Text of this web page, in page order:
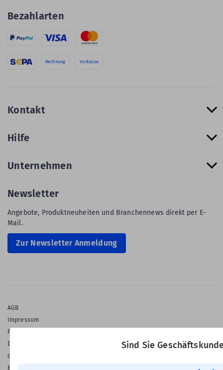
Sind Sie
Bezahlarten
Rechnung Vorkasse
Kontakt
Hilfe
Unternehmen
Newsletter
Angebote, Produktneuheiten und Branchennews direkt per E-
Mail.
Zur Newsletter Anmeldung
AGB
Impressum
Privatsphäre & Datenschutz
Datenschutz-Einstellungen
Gewährleistung
Barrierefreiheitserklärung